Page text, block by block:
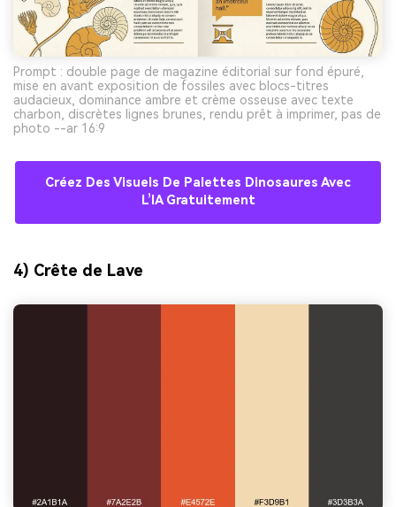
Prompt : double page de magazine éditorial sur fond épuré,
mise en avant exposition de fossiles avec blocs-titres
audacieux, dominance ambre et crème osseuse avec texte
charbon, discrètes lignes brunes, rendu prêt à imprimer, pas de
photo --ar 16:9
Créez Des Visuels De Palettes Dinosaures Avec
L’IA Gratuitement
4) Crête de Lave